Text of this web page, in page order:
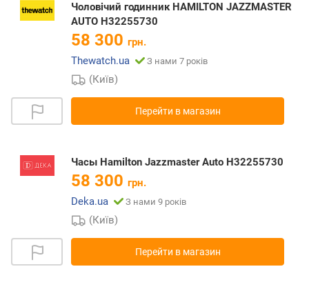
Чоловічий годинник HAMILTON JAZZMASTER
AUTO H32255730
58 300 грн.
Thewatch.ua
З нами 7 років
(Київ)
Перейти в магазин
Часы Hamilton Jazzmaster Auto H32255730
58 300 грн.
Deka.ua
З нами 9 років
(Київ)
Перейти в магазин